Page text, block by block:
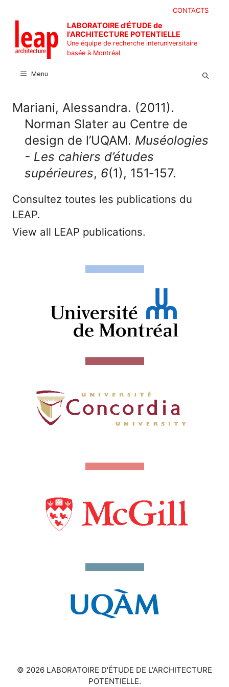
contenu
CONTACTS
LABORATOIRE d'ÉTUDE de
l'ARCHITECTURE POTENTIELLE
Une équipe de recherche interuniversitaire
basée à Montréal
Menu
Mariani, Alessandra. (2011).
Norman Slater au Centre de
design de l’UQAM. Muséologies
- Les cahiers d’études
supérieures, 6(1), 151‑157.
Consultez toutes les publications du
LEAP.
View all LEAP publications.
© 2026 LABORATOIRE D'ÉTUDE DE L'ARCHITECTURE
POTENTIELLE.